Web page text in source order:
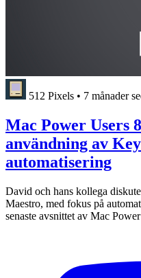
512 Pixels • 7 månader
Mac Power Users
användning av
automatisering
David och hans kollega
Maestro, med fokus på
senaste avsnittet av Mac